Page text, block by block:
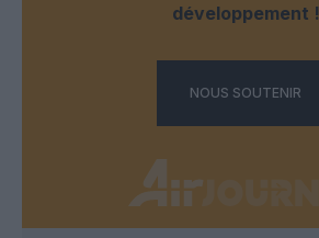
développement !
NOUS SOUTENIR